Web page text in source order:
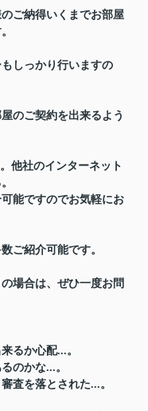
ご納得いくまでお部屋
しっかり行いますの
のご契約を出来るよう
他社のインターネット
能ですのでお気軽にお
ご紹介可能です。
場合は、ぜひ一度お問
るか心配...。
のかな...。
査を落とされた...。